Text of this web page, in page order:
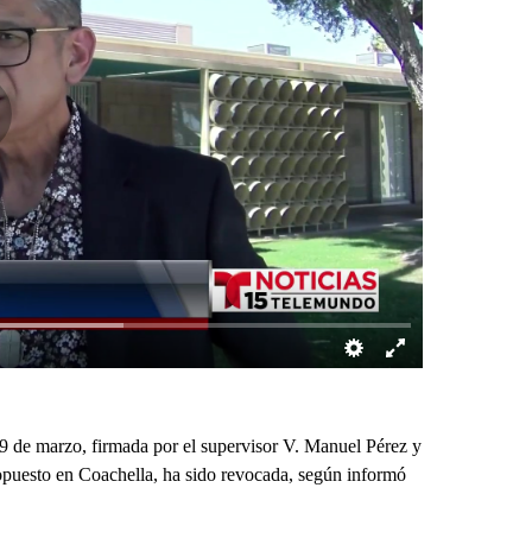
marzo, firmada por el supervisor V. Manuel Pérez y
en Coachella, ha sido revocada, según informó